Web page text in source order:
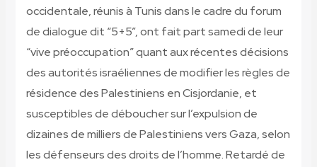
occidentale, réunis à Tunis dans le cadre du forum
de dialogue dit “5+5”, ont fait part samedi de leur
“vive préoccupation” quant aux récentes décisions
des autorités israéliennes de modifier les règles de
résidence des Palestiniens en Cisjordanie, et
susceptibles de déboucher sur l’expulsion de
dizaines de milliers de Palestiniens vers Gaza, selon
les défenseurs des droits de l’homme. Retardé de